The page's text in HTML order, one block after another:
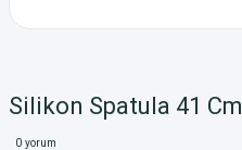
Silikon Spatula 41 Cm
0 yorum